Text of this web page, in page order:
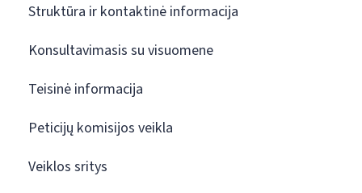
Struktūra ir kontaktinė informacija
Konsultavimasis su visuomene
Teisinė informacija
Peticijų komisijos veikla
Veiklos sritys